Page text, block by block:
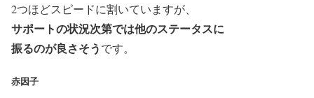
2つほどスピードに割いていますが、
サポートの状況次第では他のステータスに
振るのが良さそうです。
赤因子